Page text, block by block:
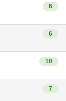
6
6
10
7